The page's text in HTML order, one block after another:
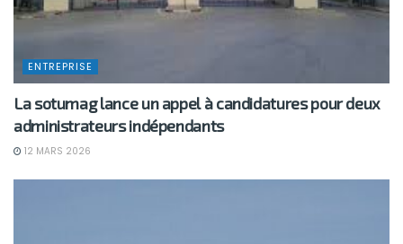
ENTREPRISE
La sotumag lance un appel à candidatures pour deux
administrateurs indépendants
12 MARS 2026